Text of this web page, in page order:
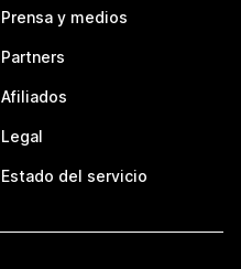
Prensa y medios
Partners
Afiliados
Legal
Estado del servicio